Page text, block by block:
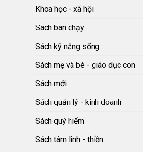
Khoa học - xã hội
Sách bán chạy
Sách kỹ năng sống
Sách mẹ và bé - giáo dục con
Sách mới
Sách quản lý - kinh doanh
Sách quý hiếm
Sách tâm linh - thiền